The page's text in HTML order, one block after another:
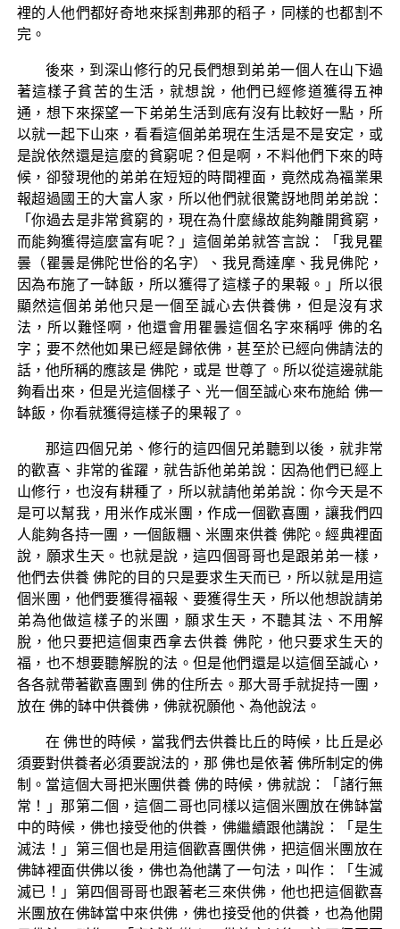
裡的人他們都好奇地來採割弗那的稻子，同樣的也都割不
完。
後來，到深山修行的兄長們想到弟弟一個人在山下過
著這樣子貧苦的生活，就想說，他們已經修道獲得五神
通，想下來探望一下弟弟生活到底有沒有比較好一點，所
以就一起下山來，看看這個弟弟現在生活是不是安定，或
是說依然還是這麼的貧窮呢？但是啊，不料他們下來的時
候，卻發現他的弟弟在短短的時間裡面，竟然成為福業果
報超過國王的大富人家，所以他們就很驚訝地問弟弟說：
「你過去是非常貧窮的，現在為什麼緣故能夠離開貧窮，
而能夠獲得這麼富有呢？」這個弟弟就答言說：「我見瞿
曇（瞿曇是佛陀世俗的名字）、我見喬達摩、我見佛陀，
因為布施了一缽飯，所以獲得了這樣子的果報。」所以很
顯然這個弟弟他只是一個至誠心去供養佛，但是沒有求
法，所以難怪啊，他還會用瞿曇這個名字來稱呼 佛的名
字；要不然他如果已經是歸依佛，甚至於已經向佛請法的
話，他所稱的應該是 佛陀，或是 世尊了。所以從這邊就能
夠看出來，但是光這個樣子、光一個至誠心來布施給 佛一
缽飯，你看就獲得這樣子的果報了。
那這四個兄弟、修行的這四個兄弟聽到以後，就非常
的歡喜、非常的雀躍，就告訴他弟弟說：因為他們已經上
山修行，也沒有耕種了，所以就請他弟弟說：你今天是不
是可以幫我，用米作成米團，作成一個歡喜團，讓我們四
人能夠各持一團，一個飯糰、米團來供養 佛陀。經典裡面
說，願求生天。也就是說，這四個哥哥也是跟弟弟一樣，
他們去供養 佛陀的目的只是要求生天而已，所以就是用這
個米團，他們要獲得福報、要獲得生天，所以他想說請弟
弟為他做這樣子的米團，願求生天，不聽其法、不用解
脫，他只要把這個東西拿去供養 佛陀，他只要求生天的
福，也不想要聽解脫的法。但是他們還是以這個至誠心，
各各就帶著歡喜團到 佛的住所去。那大哥手就捉持一團，
放在 佛的缽中供養佛，佛就祝願他、為他說法。
在 佛世的時候，當我們去供養比丘的時候，比丘是必
須要對供養者必須要說法的，那 佛也是依著 佛所制定的佛
制。當這個大哥把米團供養 佛的時候，佛就說：「諸行無
常！」那第二個，這個二哥也同樣以這個米團放在佛缽當
中的時候，佛也接受他的供養，佛繼續跟他講說：「是生
滅法！」第三個也是用這個歡喜團供佛，把這個米團放在
佛缽裡面供佛以後，佛也為他講了一句法，叫作：「生滅
滅已！」第四個哥哥也跟著老三來供佛，他也把這個歡喜
米團放在佛缽當中來供佛，佛也接受他的供養，也為他開